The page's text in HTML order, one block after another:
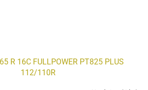
R 16C FULLPOWER PT825 PLUS
112/110R